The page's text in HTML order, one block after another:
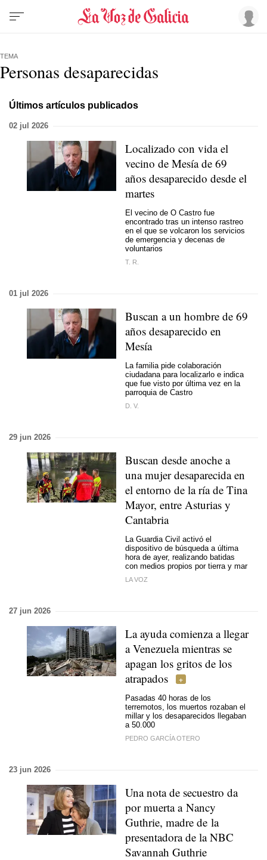
TEMA
Personas desaparecidas
Últimos artículos publicados
02 jul 2026
Localizado con vida el
vecino de Mesía de 69
años desaparecido desde el
martes
El vecino de O Castro fue
encontrado tras un intenso rastreo
en el que se volcaron los servicios
de emergencia y decenas de
voluntarios
T. R.
01 jul 2026
Buscan a un hombre de 69
años desaparecido en
Mesía
La familia pide colaboración
ciudadana para localizarlo e indica
que fue visto por última vez en la
parroquia de Castro
D. V.
29 jun 2026
Buscan desde anoche a
una mujer desaparecida en
el entorno de la ría de Tina
Mayor, entre Asturias y
Cantabria
La Guardia Civil activó el
dispositivo de búsqueda a última
hora de ayer, realizando batidas
con medios propios por tierra y mar
LA VOZ
27 jun 2026
La ayuda comienza a llegar
a Venezuela mientras se
apagan los gritos de los
atrapados
Pasadas 40 horas de los
terremotos, los muertos rozaban el
millar y los desaparecidos llegaban
a 50.000
PEDRO GARCÍA OTERO
23 jun 2026
Una nota de secuestro da
por muerta a Nancy
Guthrie, madre de la
presentadora de la NBC
Savannah Guthrie